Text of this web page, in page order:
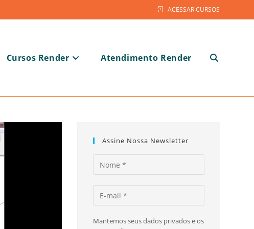
ACESSAR CURSOS
Cursos Render Atendimento Render Alternar
Assine Nossa Newsletter
Mantemos seus dados privados e os